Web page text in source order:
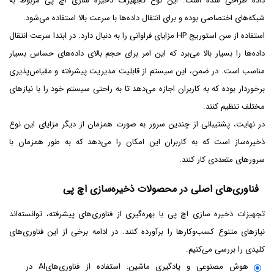
شبکه‌های اختصاصی بوده و برای انتقال داده‌ها با سرعت بالا استفاده می‌شود.
استفاده از سن استوریج HP مزایای فراوانی را به دنبال دارد. در ابتدا سرعت انتقال
داده‌ها را بسیار بالا می‌برد که این امر برای حجم بالای داده‌های حساس بسیار
مناسب است. در ضمن، این سیستم از قابلیت مدیریت پیشرفته و مقیاس‌پذیری
برخوردار بوده که به کاربران اجازه می‌دهد تا به راحتی سیستم خود را با نیازهای
مختلف تنظیم کنند.
در نهایت، پشتیبانی از چندین سرور به صورت همزمان از دیگر مزایای این نوع
ذخیره‌ساز است که به کاربران این امکان را می‌دهد که به طور همزمان با
سرورهای متعددی کار کنند.
فناوری‌های اصلی در محصولات ذخیره‌‌سازی اچ پی
تجهیزات ذخیره ‌سازی اچ پی با بهره‌گیری از فناوری‌های پیشرفته، توانسته‌اند
نیازهای متنوع کسب‌وکارها را برآورده کنند. در ادامه برخی از این فناوری‌های
کلیدی را بررسی می‌کنیم.
هوش مصنوعی و یادگیری ماشین: استفاده از فناوری‌هایAI در